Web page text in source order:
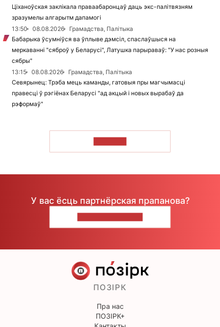
Ціханоўская заклікала праваабаронцаў даць экс-палітвязням
зразумелы алгарытм дапамогі
13:50
08.08.2026
Грамадства, Палітыка
Бабарыка ўсумніўся ва ўплыве дэмсіл, спаслаўшыся на
меркаванні "сяброў у Беларусі", Латушка парыраваў: "У нас розныя
сябры"
13:15
08.08.2026
Грамадства, Палітыка
Севярынец: Трэба мець каманды, гатовыя пры магчымасці
правесці ў рэгіёнах Беларусі "ад акцый і новых вырабаў да
рэформаў"
У вас ёсць партнёрская прапанова?
ПОЗІРК
Пра нас
ПОЗІРК+